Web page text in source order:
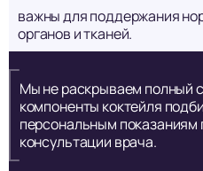
важны для поддержания
органов и тканей.
Мы не раскрываем полный
компоненты коктейля
персональным показаниям
консультации врача.